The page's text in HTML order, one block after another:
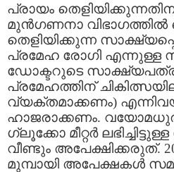
പ്രായം
മുൻഗണനാ വിഭാഗത്തിൽ
തെളിയിക്കുന്ന
പ്രമേഹ രോഗി എന്നുള്ള
ഡോക്ടറുടെ
പ്രമേഹത്തിന്
വ്യക്തമാക്കണം)
ഹാജരാക്കണം.
ഗ്ലൂക്കോ മീറ്റർ
വീണ്ടും അപേക്ഷിക്കരുത്.
മുമ്പായി അപേക്ഷകൾ